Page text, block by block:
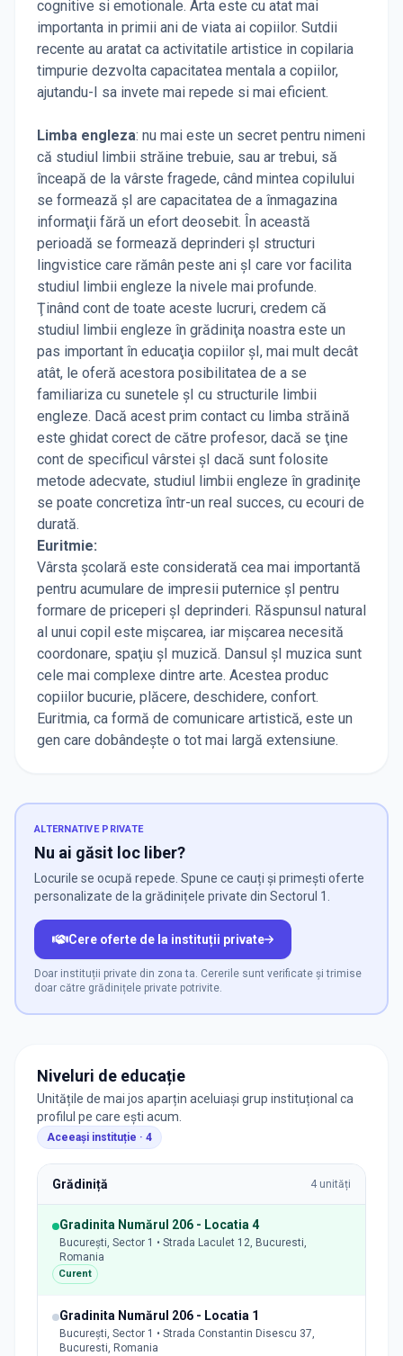
cognitive si emotionale. Arta este cu atat mai
importanta in primii ani de viata ai copiilor. Sutdii
recente au aratat ca activitatile artistice in copilaria
timpurie dezvolta capacitatea mentala a copiilor,
ajutandu-I sa invete mai repede si mai eficient.
Limba engleza: nu mai este un secret pentru nimeni
că studiul limbii străine trebuie, sau ar trebui, să
înceapă de la vârste fragede, când mintea copilului
se formează şI are capacitatea de a înmagazina
informaţii fără un efort deosebit. În această
perioadă se formează deprinderi şI structuri
lingvistice care rămân peste ani şI care vor facilita
studiul limbii engleze la nivele mai profunde.
Ţinând cont de toate aceste lucruri, credem că
studiul limbii engleze în grădiniţa noastra este un
pas important în educaţia copiilor şI, mai mult decât
atât, le oferă acestora posibilitatea de a se
familiariza cu sunetele şI cu structurile limbii
engleze. Dacă acest prim contact cu limba străină
este ghidat corect de către profesor, dacă se ţine
cont de specificul vârstei şI dacă sunt folosite
metode adecvate, studiul limbii engleze în gradiniţe
se poate concretiza într-un real succes, cu ecouri de
durată.
Euritmie:
Vârsta şcolară este considerată cea mai importantă
pentru acumulare de impresii puternice şI pentru
formare de priceperi şI deprinderi. Răspunsul natural
al unui copil este mişcarea, iar mişcarea necesită
coordonare, spaţiu şI muzică. Dansul şI muzica sunt
cele mai complexe dintre arte. Acestea produc
copiilor bucurie, plăcere, deschidere, confort.
Euritmia, ca formă de comunicare artistică, este un
gen care dobândeşte o tot mai largă extensiune.
ALTERNATIVE PRIVATE
Nu ai găsit loc liber?
Locurile se ocupă repede. Spune ce cauți și primești oferte
personalizate de la grădinițele private din Sectorul 1.
Cere oferte de la instituții private
Doar instituții private din zona ta. Cererile sunt verificate și trimise
doar către grădinițele private potrivite.
Niveluri de educație
Unitățile de mai jos aparțin aceluiași grup instituțional ca
profilul pe care ești acum.
Aceeași instituție · 4
Grădiniță 4 unități
Gradinita Numărul 206 - Locatia 4
București, Sector 1 • Strada Laculet 12, Bucuresti,
Romania
Curent
Gradinita Numărul 206 - Locatia 1
București, Sector 1 • Strada Constantin Disescu 37,
Bucuresti, Romania